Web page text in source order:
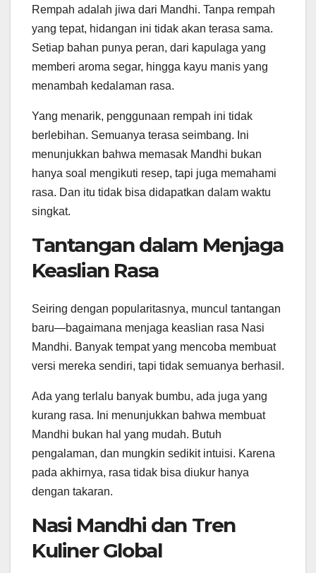
Rempah adalah jiwa dari Mandhi. Tanpa rempah
yang tepat, hidangan ini tidak akan terasa sama.
Setiap bahan punya peran, dari kapulaga yang
memberi aroma segar, hingga kayu manis yang
menambah kedalaman rasa.
Yang menarik, penggunaan rempah ini tidak
berlebihan. Semuanya terasa seimbang. Ini
menunjukkan bahwa memasak Mandhi bukan
hanya soal mengikuti resep, tapi juga memahami
rasa. Dan itu tidak bisa didapatkan dalam waktu
singkat.
Tantangan dalam Menjaga
Keaslian Rasa
Seiring dengan popularitasnya, muncul tantangan
baru—bagaimana menjaga keaslian rasa Nasi
Mandhi. Banyak tempat yang mencoba membuat
versi mereka sendiri, tapi tidak semuanya berhasil.
Ada yang terlalu banyak bumbu, ada juga yang
kurang rasa. Ini menunjukkan bahwa membuat
Mandhi bukan hal yang mudah. Butuh
pengalaman, dan mungkin sedikit intuisi. Karena
pada akhirnya, rasa tidak bisa diukur hanya
dengan takaran.
Nasi Mandhi dan Tren
Kuliner Global